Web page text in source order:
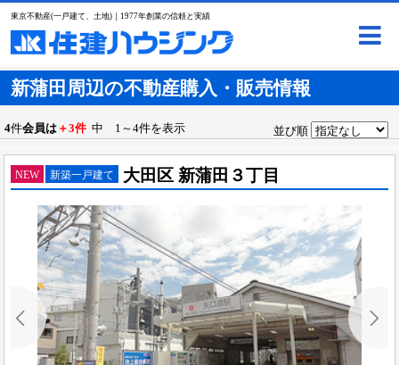
東京不動産(一戸建て、土地)｜1977年創業の信頼と実績
新蒲田周辺の不動産購入・販売情報
4件会員は ＋3件 中 1～4件を表示 並び順
NEW 新築一戸建て 大田区 新蒲田３丁目